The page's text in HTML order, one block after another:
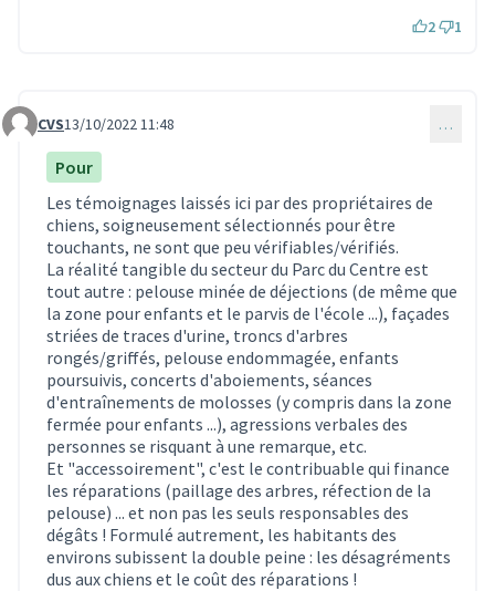
2 1
Commentaire 2106
CVS13/10/2022 11:48 …
Pour
Les témoignages laissés ici par des propriétaires de
chiens, soigneusement sélectionnés pour être
touchants, ne sont que peu vérifiables/vérifiés.
La réalité tangible du secteur du Parc du Centre est
tout autre : pelouse minée de déjections (de même que
la zone pour enfants et le parvis de l'école ...), façades
striées de traces d'urine, troncs d'arbres
rongés/griffés, pelouse endommagée, enfants
poursuivis, concerts d'aboiements, séances
d'entraînements de molosses (y compris dans la zone
fermée pour enfants ...), agressions verbales des
personnes se risquant à une remarque, etc.
Et "accessoirement", c'est le contribuable qui finance
les réparations (paillage des arbres, réfection de la
pelouse) ... et non pas les seuls responsables des
dégâts ! Formulé autrement, les habitants des
environs subissent la double peine : les désagréments
dus aux chiens et le coût des réparations !